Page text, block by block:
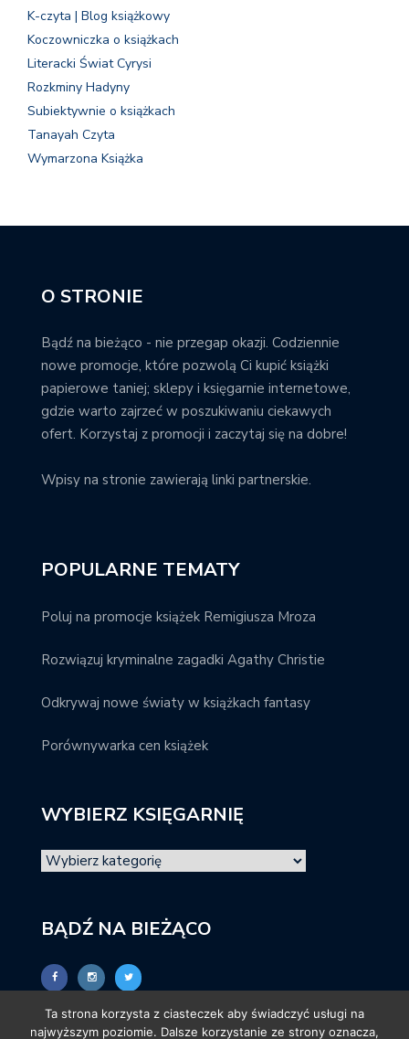
K-czyta | Blog książkowy
Koczowniczka o książkach
Literacki Świat Cyrysi
Rozkminy Hadyny
Subiektywnie o książkach
Tanayah Czyta
Wymarzona Książka
O STRONIE
Bądź na bieżąco - nie przegap okazji. Codziennie
nowe promocje, które pozwolą Ci kupić książki
papierowe taniej; sklepy i księgarnie internetowe,
gdzie warto zajrzeć w poszukiwaniu ciekawych
ofert. Korzystaj z promocji i zaczytaj się na dobre!
Wpisy na stronie zawierają linki partnerskie.
POPULARNE TEMATY
Poluj na promocje książek Remigiusza Mroza
Rozwiązuj kryminalne zagadki Agathy Christie
Odkrywaj nowe światy w książkach fantasy
Porównywarka cen książek
WYBIERZ KSIĘGARNIĘ
BĄDŹ NA BIEŻĄCO
Ta strona korzysta z ciasteczek aby świadczyć usługi na
najwyższym poziomie. Dalsze korzystanie ze strony oznacza,